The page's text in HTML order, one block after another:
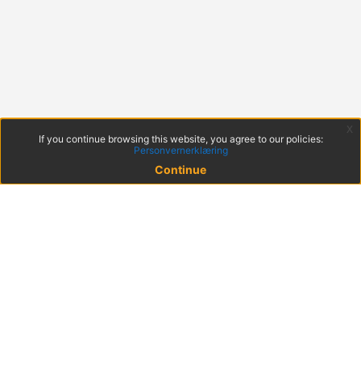
If you continue browsing this website, you agree to our policies:
Personvernerklæring
Continue
x